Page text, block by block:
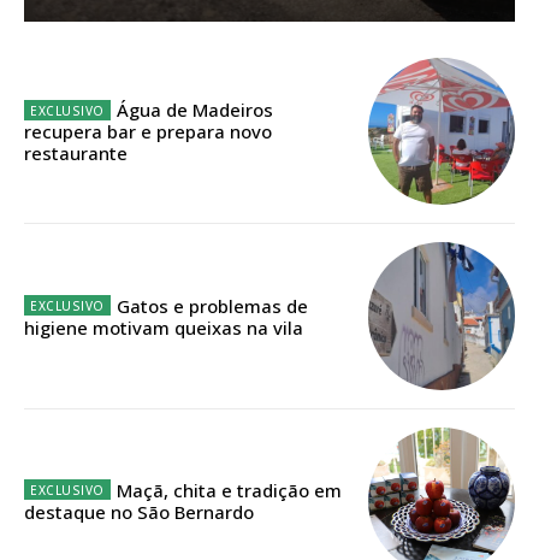
Escolha o plano de assinatura desejado:
32€
Edição em papel entregue à Quinta-feira em sua
casa
Acesso ao conteúdo online
Acesso aos conteúdos Exclusivos para
Água de Madeiros
recupera bar e prepara novo
restaurante
Gatos e problemas de
higiene motivam queixas na vila
Maçã, chita e tradição em
destaque no São Bernardo